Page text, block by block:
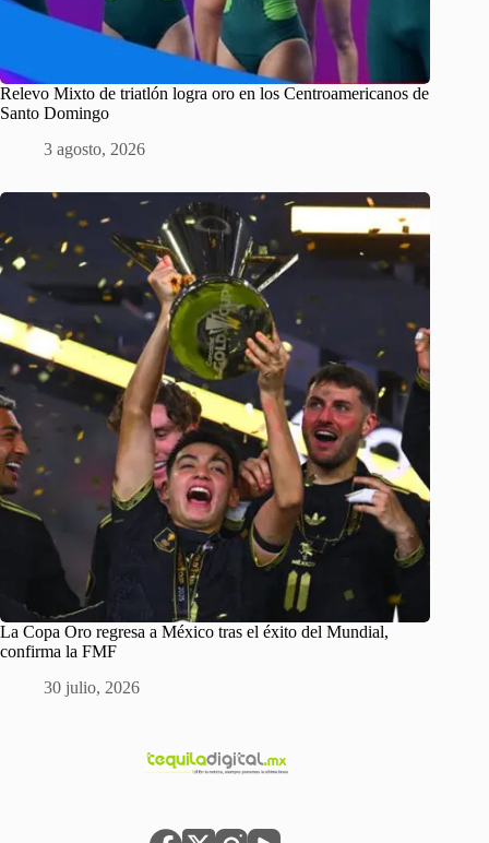
Relevo Mixto de triatlón logra oro en los Centroamericanos de
Santo Domingo
3 agosto, 2026
La Copa Oro regresa a México tras el éxito del Mundial,
confirma la FMF
30 julio, 2026